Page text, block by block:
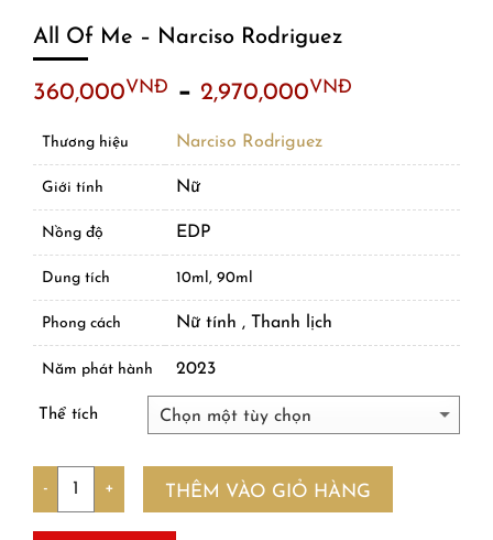
All Of Me – Narciso Rodriguez
360,000VNĐ – 2,970,000VNĐ
Thương hiệu Narciso Rodriguez
Giới tính Nữ
Nồng độ EDP
Dung tích 10ml, 90ml
Phong cách Nữ tính , Thanh lịch
Năm phát hành 2023
Thể tích
Số lượng
THÊM VÀO GIỎ HÀNG